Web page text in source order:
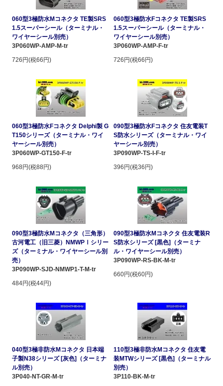
060型3極防水Mコネクタ TE製SRS
1.5スーパーシール（ターミナル・
ワイヤーシール別売）
3P060WP-AMP-M-tr
726円(税66円)
060型3極防水Fコネクタ TE製SRS
1.5スーパーシール（ターミナル・
ワイヤーシール別売）
3P060WP-AMP-F-tr
726円(税66円)
060型3極防水Fコネクタ Delphi製 G
T150シリーズ（ターミナル・ワイ
ヤーシール別売）
3P060WP-GT150-F-tr
968円(税88円)
090型3極防水Fコネクタ 住友電装T
S防水シリーズ（ターミナル・ワイ
ヤーシール別売）
3P090WP-TS-I-F-tr
396円(税36円)
090型3極防水Mコネクタ（三角形）
古河電工（旧三菱）NMWPⅠシリー
ズ（ターミナル・ワイヤーシール別
売）
3P090WP-SJD-NMWP1-T-M-tr
484円(税44円)
090型3極防水Mコネクタ 住友電装R
S防水シリーズ [黒色]（ターミナ
ル・ワイヤーシール別売）
3P090WP-RS-BK-M-tr
660円(税60円)
040型3極非防水Mコネクタ 日本端
子製N38シリーズ [灰色]（ターミナ
ル別売）
3P040-NT-GR-M-tr
110型3極非防水Mコネクタ 住友電
装MTWシリーズ [黒色]（ターミナル
別売）
3P110-BK-M-tr